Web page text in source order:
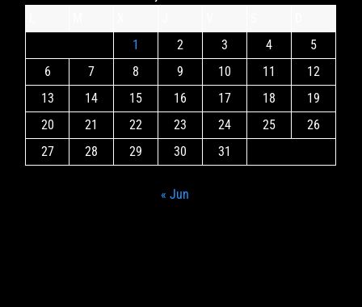
1
2 3 4
5
6
7 8 9 10 11
12
13
14 15 16 17 18
19
20
21 22 23 24 25
26
27
28 29 30 31
« Jun